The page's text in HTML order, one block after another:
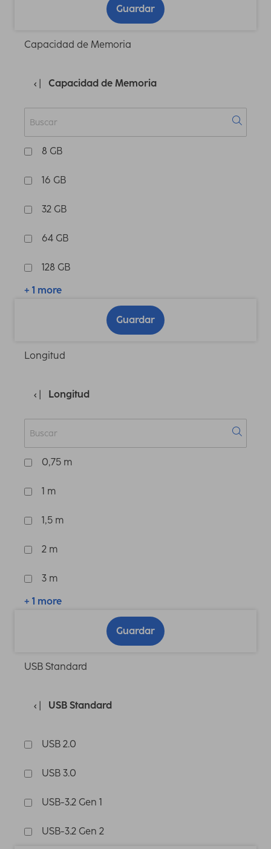
Guardar
Capacidad de Memoria
Capacidad de Memoria
8 GB
16 GB
32 GB
64 GB
128 GB
+ 1 more
Guardar
Longitud
Longitud
0,75 m
1 m
1,5 m
2 m
3 m
+ 1 more
Guardar
USB Standard
USB Standard
USB 2.0
USB 3.0
USB-3.2 Gen 1
USB-3.2 Gen 2